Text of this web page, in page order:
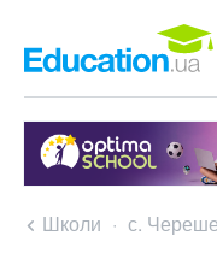
Школи с.